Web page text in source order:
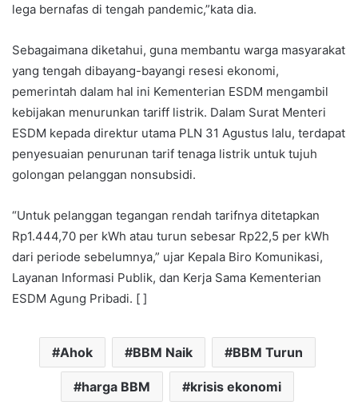
lega bernafas di tengah pandemic,”kata dia.
Sebagaimana diketahui, guna membantu warga masyarakat
yang tengah dibayang-bayangi resesi ekonomi,
pemerintah dalam hal ini Kementerian ESDM mengambil
kebijakan menurunkan tariff listrik. Dalam Surat Menteri
ESDM kepada direktur utama PLN 31 Agustus lalu, terdapat
penyesuaian penurunan tarif tenaga listrik untuk tujuh
golongan pelanggan nonsubsidi.
“Untuk pelanggan tegangan rendah tarifnya ditetapkan
Rp1.444,70 per kWh atau turun sebesar Rp22,5 per kWh
dari periode sebelumnya,” ujar Kepala Biro Komunikasi,
Layanan Informasi Publik, dan Kerja Sama Kementerian
ESDM Agung Pribadi. [ ]
Ahok BBM Naik BBM Turun
harga BBM krisis ekonomi